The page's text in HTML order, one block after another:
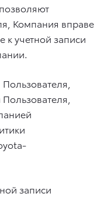
Компания вправе
к учетной записи
записи